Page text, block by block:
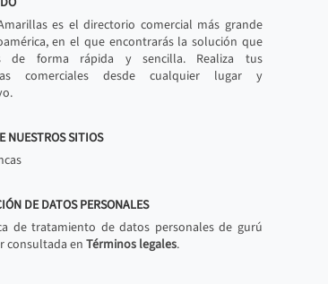
es el directorio comercial más grande
en el que encontrarás la solución que
de forma rápida y sencilla. Realiza tus
comerciales desde cualquier lugar y
NUESTROS SITIOS
DE DATOS PERSONALES
de tratamiento de datos personales de gurú
consultada en Términos legales.